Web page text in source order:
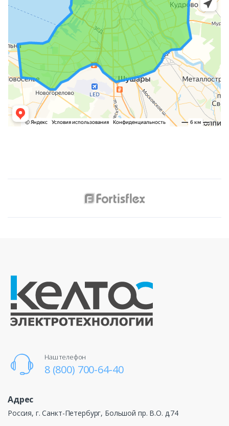
Наш телефон
8 (800) 700-64-40
Адрес
Россия, г. Санкт-Петербург, Большой пр. В.О. д.74